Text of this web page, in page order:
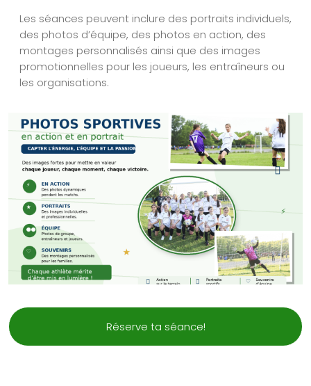
Les séances peuvent inclure des portraits individuels,
des photos d’équipe, des photos en action, des
montages personnalisés ainsi que des images
promotionnelles pour les joueurs, les entraîneurs ou
les organisations.
Réserve ta séance!